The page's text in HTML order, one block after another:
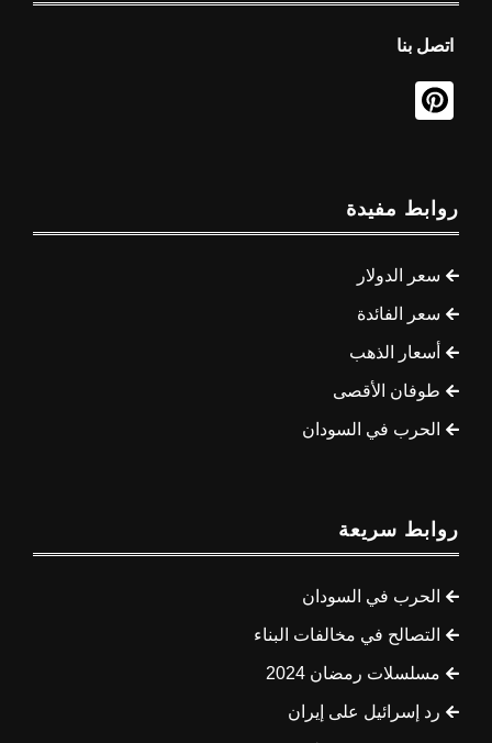
اتصل بنا
روابط مفيدة
سعر الدولار
سعر الفائدة
أسعار الذهب
طوفان الأقصى
الحرب في السودان
روابط سريعة
الحرب في السودان
التصالح في مخالفات البناء
مسلسلات رمضان 2024
رد إسرائيل على إيران